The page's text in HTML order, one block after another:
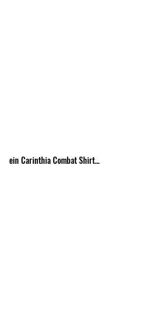
ein Carinthia Combat Shirt...